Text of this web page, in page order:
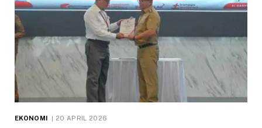
EKONOMI 20 APRIL 2026